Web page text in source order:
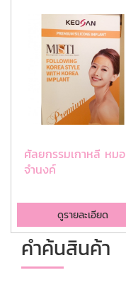
ศัลยกรรมเกาหลี หมอ
จำนงค์
ดูรายละเอียด
คำค้นสินค้า